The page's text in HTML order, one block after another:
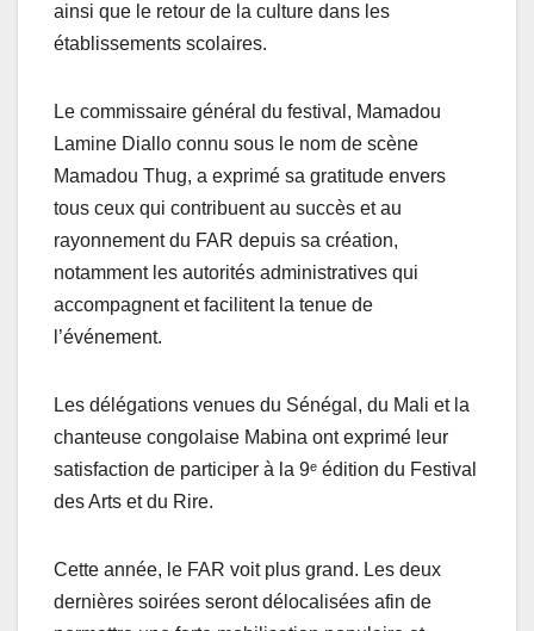
ainsi que le retour de la culture dans les
établissements scolaires.
Le commissaire général du festival, Mamadou
Lamine Diallo connu sous le nom de scène
Mamadou Thug, a exprimé sa gratitude envers
tous ceux qui contribuent au succès et au
rayonnement du FAR depuis sa création,
notamment les autorités administratives qui
accompagnent et facilitent la tenue de
l’événement.
Les délégations venues du Sénégal, du Mali et la
chanteuse congolaise Mabina ont exprimé leur
satisfaction de participer à la 9ᵉ édition du Festival
des Arts et du Rire.
Cette année, le FAR voit plus grand. Les deux
dernières soirées seront délocalisées afin de